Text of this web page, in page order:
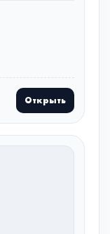
Открыть